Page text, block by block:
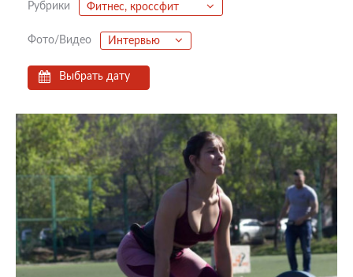
Рубрики Фитнес, кроссфит
Фото/Видео Интервью
Выбрать дату